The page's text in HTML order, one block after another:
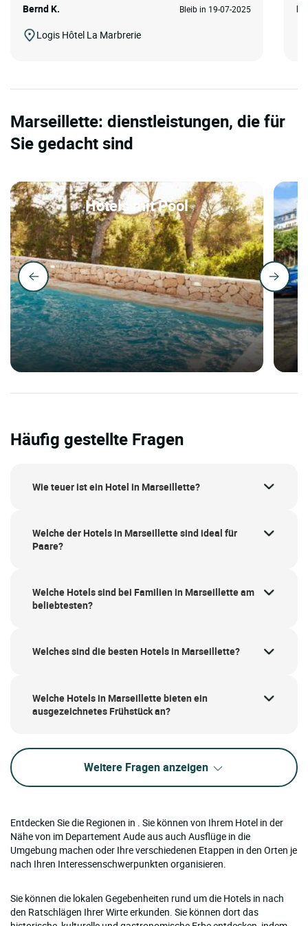
Bernd K. Bleib in 19-07-2025
Logis Hôtel La Marbrerie
Marseillette: dienstleistungen, die für
Sie gedacht sind
Hotels mit Pool
Häufig gestellte Fragen
Wie teuer ist ein Hotel in Marseillette?
Welche der Hotels in Marseillette sind ideal für
Paare?
Welche Hotels sind bei Familien in Marseillette am
beliebtesten?
Welches sind die besten Hotels in Marseillette?
Welche Hotels in Marseillette bieten ein
ausgezeichnetes Frühstück an?
Weitere Fragen anzeigen
Entdecken Sie die Regionen in . Sie können von Ihrem Hotel in der
Nähe von im Departement Aude aus auch Ausflüge in die
Umgebung machen oder Ihre verschiedenen Etappen in den Orten je
nach Ihren Interessenschwerpunkten organisieren.
Sie können die lokalen Gegebenheiten rund um die Hotels in nach
den Ratschlägen Ihrer Wirte erkunden. Sie können dort das